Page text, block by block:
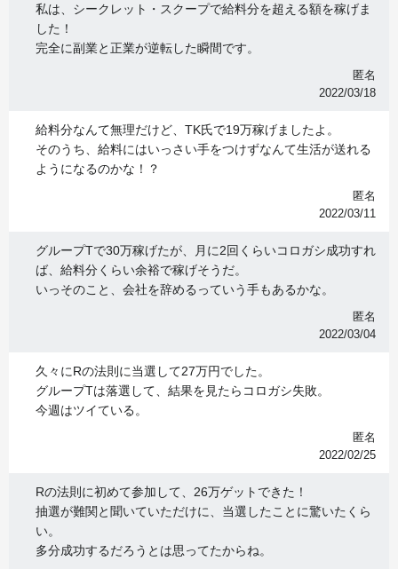
私は、シークレット・スクープで給料分を超える額を稼げま
した！
完全に副業と正業が逆転した瞬間です。
匿名
2022/03/18
給料分なんて無理だけど、TK氏で19万稼げましたよ。
そのうち、給料にはいっさい手をつけずなんて生活が送れる
ようになるのかな！？
匿名
2022/03/11
グループTで30万稼げたが、月に2回くらいコロガシ成功すれ
ば、給料分くらい余裕で稼げそうだ。
いっそのこと、会社を辞めるっていう手もあるかな。
匿名
2022/03/04
久々にRの法則に当選して27万円でした。
グループTは落選して、結果を見たらコロガシ失敗。
今週はツイている。
匿名
2022/02/25
Rの法則に初めて参加して、26万ゲットできた！
抽選が難関と聞いていただけに、当選したことに驚いたくら
い。
多分成功するだろうとは思ってたからね。